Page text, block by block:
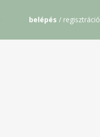
belépés / regisztráció